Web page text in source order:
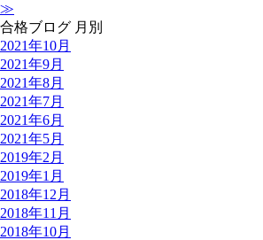
≫
合格ブログ 月別
2021年10月
2021年9月
2021年8月
2021年7月
2021年6月
2021年5月
2019年2月
2019年1月
2018年12月
2018年11月
2018年10月